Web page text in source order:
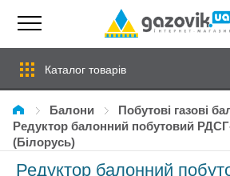
Каталог товарів
Балони
Побутові газові
Редуктор балонний побутовий РДСГ-1-1,2 Novogas
(Білорусь)
Редуктор балонний